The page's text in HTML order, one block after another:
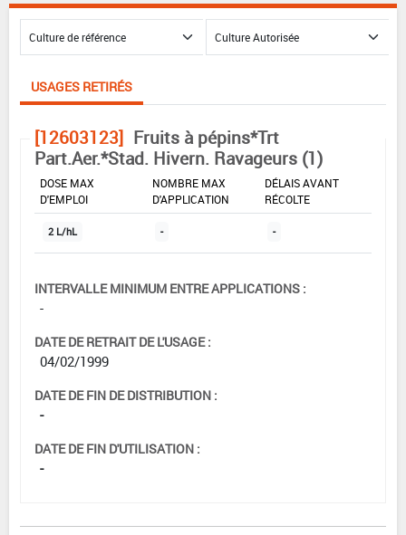
USAGES RETIRÉS
[12603123] Fruits à pépins*Trt
Part.Aer.*Stad. Hivern. Ravageurs (1)
DOSE MAX
D'EMPLOI
NOMBRE MAX
D'APPLICATION
DÉLAIS AVANT
RÉCOLTE
2 L/hL - -
INTERVALLE MINIMUM ENTRE APPLICATIONS :
-
DATE DE RETRAIT DE L'USAGE :
04/02/1999
DATE DE FIN DE DISTRIBUTION :
-
DATE DE FIN D'UTILISATION :
-